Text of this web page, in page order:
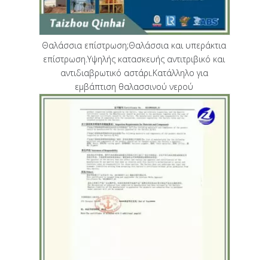
Θαλάσσια επίστρωση;Θαλάσσια και υπεράκτια
επίστρωση.Υψηλής κατασκευής αντιτριβικό και
αντιδιαβρωτικό αστάρι.Κατάλληλο για
εμβάπτιση θαλασσινού νερού